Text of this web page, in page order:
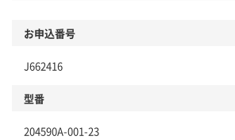
お申込番号
J662416
型番
204590A-001-23